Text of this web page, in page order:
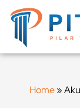
Home»